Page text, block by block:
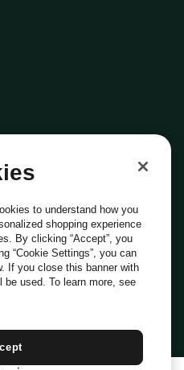
Cookie
Codice Etico
DPO: dpo@everli.com
to understand how you
shopping experience
By clicking “Accept”, you
“Cookie Settings”, you can
If you close this banner with
be used. To learn more, see